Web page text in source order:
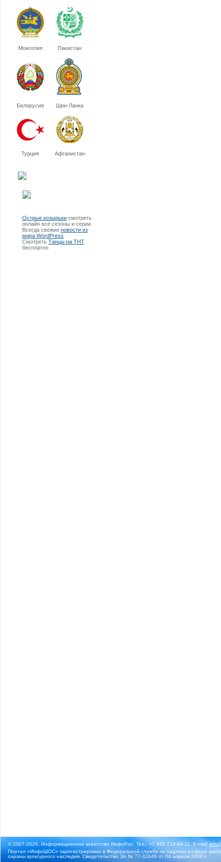
Монголия Пакистан
Белорусия Шри-Ланка
Турция Афганистан
Острые козырьки смотреть
онлайн все сезоны и серии.
Всегда свежие новости из
мира WordPress
Смотреть Танцы на ТНТ
бесплатно
© 2007-2026, Информационное агентство ИнфоРос. Тел.: +7 495 718-84-11, E-mail:
Портал «ИнфоШОС» зарегистрирован в Федеральной службе по надзору в сфере
охраны культурного наследия. Свидетельство Эл № 77-31649 от 04 апреля 2008 г.